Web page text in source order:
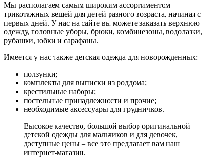
Мы располагаем самым широким ассортиментом
трикотажных вещей для детей разного возраста, начиная с
первых дней. У нас на сайте вы можете заказать верхнюю
одежду, головные уборы, брюки, комбинезоны, водолазки,
рубашки, юбки и сарафаны.
Имеется у нас также детская одежда для новорожденных:
ползунки;
комплекты для выписки из роддома;
крестильные наборы;
постельные принадлежности и прочие;
необходимые аксессуары для грудничков.
Высокое качество, большой выбор оригинальной
детской одежды для мальчиков и для девочек,
доступные цены – все это предлагает вам наш
интернет-магазин.